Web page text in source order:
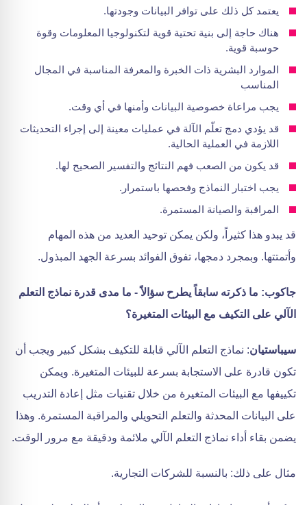
يعتمد كل ذلك على توافر البيانات وجودتها.
هناك حاجة إلى بنية تحتية قوية لتكنولوجيا المعلومات وقوة
حوسبة قوية.
الموارد البشرية ذات الخبرة والمعرفة المناسبة في المجال
المناسب
يجب مراعاة خصوصية البيانات وأمنها في أي وقت.
قد يؤدي دمج تعلّم الآلة في عمليات معينة إلى إجراء التحديثات
اللازمة في العملية الحالية.
قد يكون من الصعب فهم النتائج والتفسير الصحيح لها.
يجب اختبار النماذج وفحصها باستمرار.
المراقبة والصيانة المستمرة.
قد يبدو هذا كثيراً، ولكن يمكن توحيد العديد من هذه المهام
وأتمتتها. وبمجرد دمجها، تفوق الفوائد بسرعة الجهد المبذول.
جاكوب: ما ذكرته سابقاً يطرح سؤالاً - ما مدى قدرة نماذج التعلم
الآلي على التكيف مع البيئات المتغيرة؟
سيباستيان: نماذج التعلم الآلي قابلة للتكيف بشكل كبير ويجب أن
تكون قادرة على الاستجابة بسرعة للبيئات المتغيرة. ويمكن
تكييفها مع البيئات المتغيرة من خلال تقنيات مثل إعادة التدريب
على البيانات المحدثة والتعلم التحويلي والمراقبة المستمرة. وهذا
يضمن بقاء أداء نماذج التعلم الآلي ملائمة ودقيقة مع مرور الوقت.
مثال على ذلك: بالنسبة للشركات التجارية.